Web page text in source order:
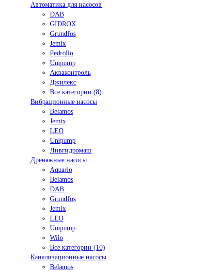
Автоматика для насосов
DAB
GIDROX
Grundfos
Jemix
Pedrollo
Unipump
Акваконтроль
Джилекс
Все категории (8)
Вибрационные насосы
Belamos
Jemix
LEO
Unipump
Ливгидромаш
Дренажные насосы
Aquario
Belamos
DAB
Grundfos
Jemix
LEO
Unipump
Wilo
Все категории (10)
Канализационные насосы
Belamos